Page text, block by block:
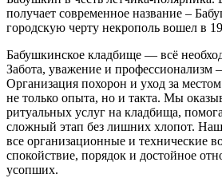
получает современное название –
городскую черту некрополь вошел в
Бабушкинское кладбище — всё
Забота, уважение и
Организация похорон и уход за
не только опыта, но и такта. Мы
ритуальных услуг на кладбища,
сложный этап без лишних хлопот.
все организационные и технические
спокойствие, порядок и достойное
усопших.